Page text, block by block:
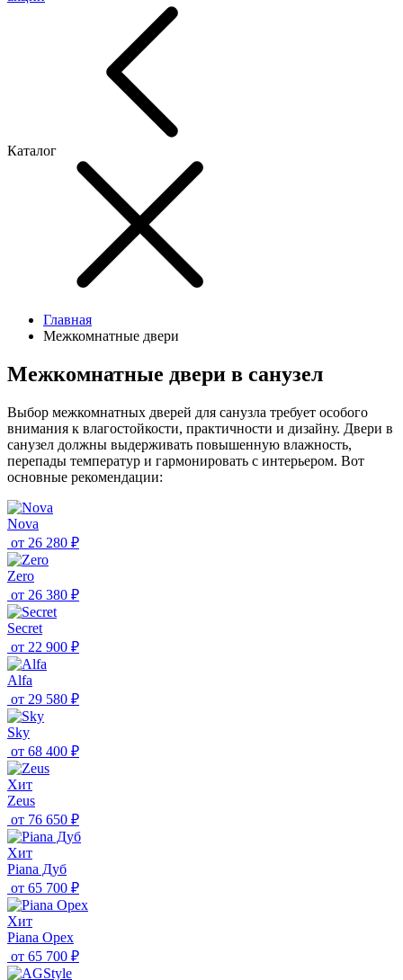
Каталог
Главная
Межкомнатные двери
Межкомнатные двери в санузел
Выбор межкомнатных дверей для санузла требует особого
внимания к влагостойкости, практичности и дизайну. Двери в
санузел должны выдерживать повышенную влажность,
перепады температур и гармонировать с интерьером. Вот
основные рекомендации:
Nova
от 26 280 ₽
Zero
от 26 380 ₽
Secret
от 22 900 ₽
Alfa
от 29 580 ₽
Sky
от 68 400 ₽
Хит
Zeus
от 76 650 ₽
Хит
Piana Дуб
от 65 700 ₽
Хит
Piana Орех
от 65 700 ₽